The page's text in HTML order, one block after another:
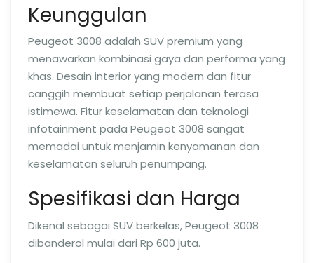
Keunggulan
Peugeot 3008 adalah SUV premium yang
menawarkan kombinasi gaya dan performa yang
khas. Desain interior yang modern dan fitur
canggih membuat setiap perjalanan terasa
istimewa. Fitur keselamatan dan teknologi
infotainment pada Peugeot 3008 sangat
memadai untuk menjamin kenyamanan dan
keselamatan seluruh penumpang.
Spesifikasi dan Harga
Dikenal sebagai SUV berkelas, Peugeot 3008
dibanderol mulai dari Rp 600 juta.